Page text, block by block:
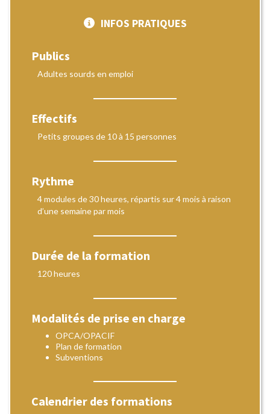
INFOS PRATIQUES
Publics
Adultes sourds en emploi
Effectifs
Petits groupes de 10 à 15 personnes
Rythme
4 modules de 30 heures, répartis sur 4 mois à raison
d’une semaine par mois
Durée de la formation
120 heures
Modalités de prise en charge
OPCA/OPACIF
Plan de formation
Subventions
Calendrier des formations